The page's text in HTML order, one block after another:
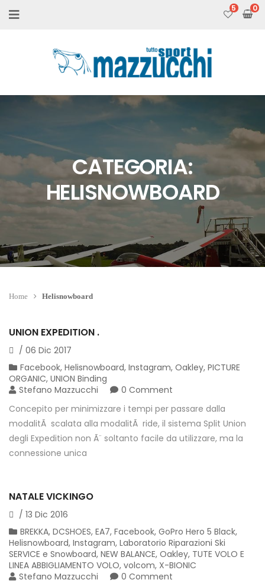
5
CATEGORIA:
HELISNOWBOARD
Home Helisnowboard
UNION EXPEDITION .
/ 06 Dic 2017
Facebook, Helisnowboard, Instagram, Oakley, PICTURE
ORGANIC, UNION Binding
Stefano Mazzucchi
0 Comment
Concepito per minimizzare i tempi per passare dalla
modalitÃ scalata alla modalitÃ ride, il sistema Split Union
degli Expedition non Ã¨ soltanto facile da utilizzare, ma la
connessione unica
NATALE VICKINGO
/ 13 Dic 2016
BREKKA, DCSHOES, EA7, Facebook, GoPro Hero 5 Black,
Helisnowboard, Instagram, Laboratorio Riparazioni Ski
SERVICE e Snowboard, NEW BALANCE, Oakley, TUTE VOLO E
LINEA ABBIGLIAMENTO VOLO, volcom, X-BIONIC
Stefano Mazzucchi
0 Comment